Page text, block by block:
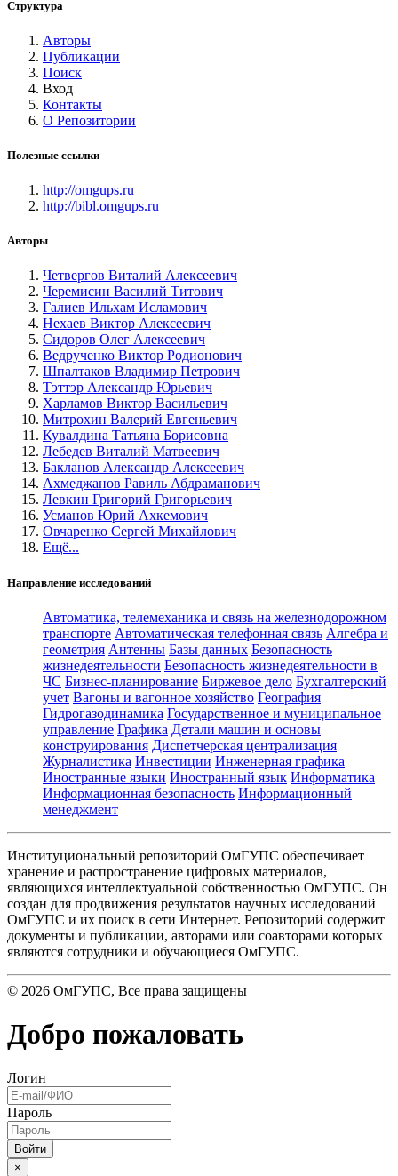
Структура
Авторы
Публикации
Поиск
Вход
Контакты
О Репозитории
Полезные ссылки
http://omgups.ru
http://bibl.omgups.ru
Авторы
Четвергов Виталий Алексеевич
Черемисин Василий Титович
Галиев Ильхам Исламович
Нехаев Виктор Алексеевич
Сидоров Олег Алексеевич
Ведрученко Виктор Родионович
Шпалтаков Владимир Петрович
Тэттэр Александр Юрьевич
Харламов Виктор Васильевич
Митрохин Валерий Евгеньевич
Кувалдина Татьяна Борисовна
Лебедев Виталий Матвеевич
Бакланов Александр Алексеевич
Ахмеджанов Равиль Абдраманович
Левкин Григорий Григорьевич
Усманов Юрий Ахкемович
Овчаренко Сергей Михайлович
Ещё...
Направление исследований
Автоматика, телемеханика и связь на железнодорожном
транспорте Автоматическая телефонная связь Алгебра и
геометрия Антенны Базы данных Безопасность
жизнедеятельности Безопасность жизнедеятельности в
ЧС Бизнес-планирование Биржевое дело Бухгалтерский
учет Вагоны и вагонное хозяйство География
Гидрогазодинамика Государственное и муниципальное
управление Графика Детали машин и основы
конструирования Диспетчерская централизация
Журналистика Инвестиции Инженерная графика
Иностранные языки Иностранный язык Информатика
Информационная безопасность Информационный
менеджмент
Институциональный репозиторий ОмГУПС обеспечивает
хранение и распространение цифровых материалов,
являющихся интеллектуальной собственностью ОмГУПС. Он
создан для продвижения результатов научных исследований
ОмГУПС и их поиск в сети Интернет. Репозиторий содержит
документы и публикации, авторами или соавторами которых
являются сотрудники и обучающиеся ОмГУПС.
© 2026 ОмГУПС, Все права защищены
Добро пожаловать
Логин
Пароль
×